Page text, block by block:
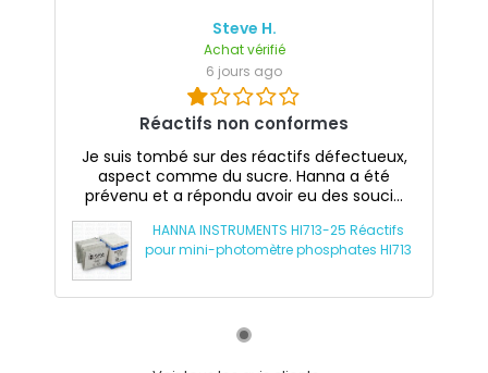
Steve H.
Achat vérifié
6 jours ago
Réactifs non conformes
Je suis tombé sur des réactifs défectueux,
aspect comme du sucre. Hanna a été
prévenu et a répondu avoir eu des souci...
HANNA INSTRUMENTS HI713-25 Réactifs
pour mini-photomètre phosphates HI713